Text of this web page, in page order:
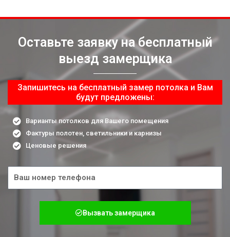
Оставьте заявку на бесплатный
выезд замерщика
Запишитесь на бесплатный замер потолка и Вам
будут предложены:
Варианты потолков для Вашего помещения
Фактуры полотен, светильники и карнизы
Ценовые решения
Вызвать замерщика